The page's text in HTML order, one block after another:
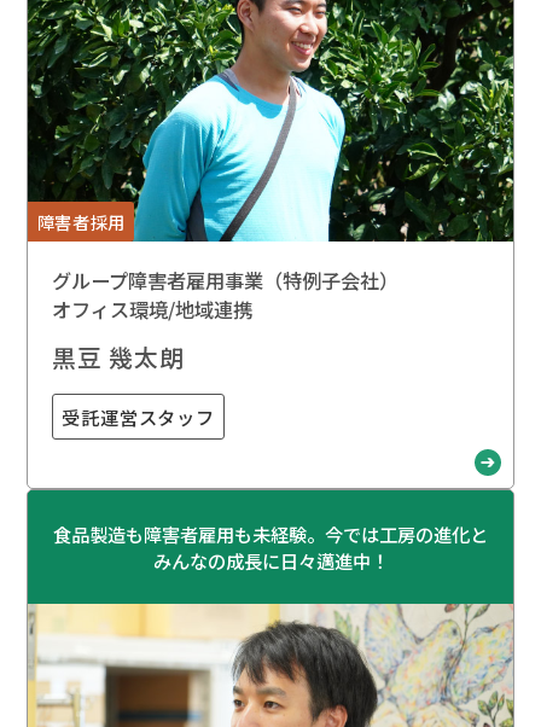
障害者採用
グループ障害者雇用事業（特例子会社）
オフィス環境/地域連携
黒豆 幾太朗
受託運営スタッフ
食品製造も障害者雇用も未経験。今では工房の進化と
みんなの成長に日々邁進中！